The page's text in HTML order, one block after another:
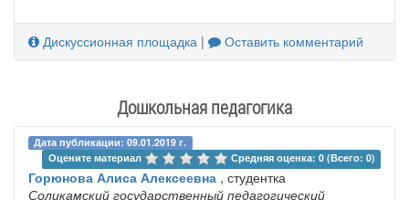
Дискуссионная площадка | Оставить комментарий
Дошкольная педагогика
Дата публикации: 09.01.2019 г.
Оцените материал
Средняя оценка: 0 (Всего: 0)
Горюнова Алиса Алексеевна , студентка
Соликамский государственный педагогический